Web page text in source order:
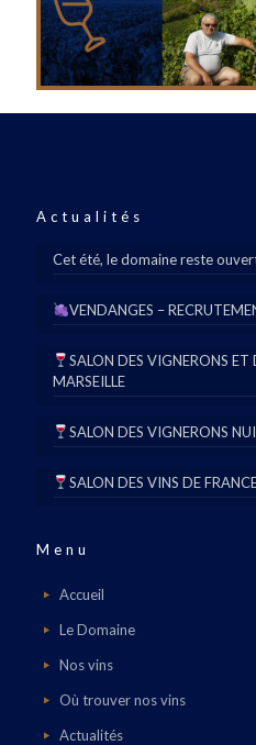
Actualités
Cet été, le domaine reste
VENDANGES –
SALON DES VIGNERONS
MARSEILLE
SALON DES VIGNERONS
SALON DES VINS DE
Menu
Accueil
Le Domaine
Nos vins
Où trouver nos vins
Actualités